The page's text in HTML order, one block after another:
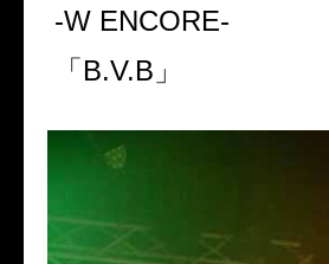
-W ENCORE-
「 B.V.B 」